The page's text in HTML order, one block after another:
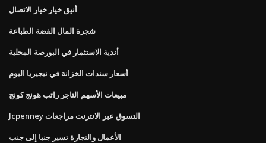
أنيق خيار خيار الاتصال
شجرة المال الفضة الطباعة
أندية الاستثمار في البورصة المحلية
أسعار سندات الخزانة في نيجيريا اليوم
مبيعات الأسهم التاجر راتب هونج كونج
Jcpenney التسوق عبر الانترنت مراجعات
الأعمال والتجارة تسير جنبا إلى جنب